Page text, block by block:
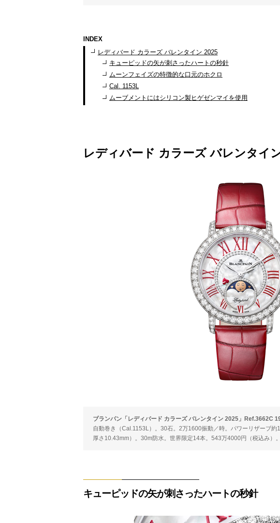
INDEX
レディバード カラーズ バレンタイン 2025
キューピッドの矢が刺さったハートの秒針
ムーンフェイズの特徴的な口元のホクロ
Cal. 1153L
ムーブメントにはシリコン製ヒゲゼンマイを使用
レディバード カラーズ バレンタイ
ブランパン「レディバード カラーズ バレンタイン 2025」Ref.3662C
自動巻き（Cal.1153L）。30石。2万1600振動／時。パワーリザーブ約
厚さ10.43mm）。30m防水。世界限定14本。543万4000円（税込み）。
キューピッドの矢が刺さったハートの秒針